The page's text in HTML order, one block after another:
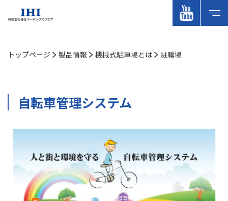
トップページ 製品情報 機械式駐⾞場とは 駐輪場
⾃転⾞管理システム